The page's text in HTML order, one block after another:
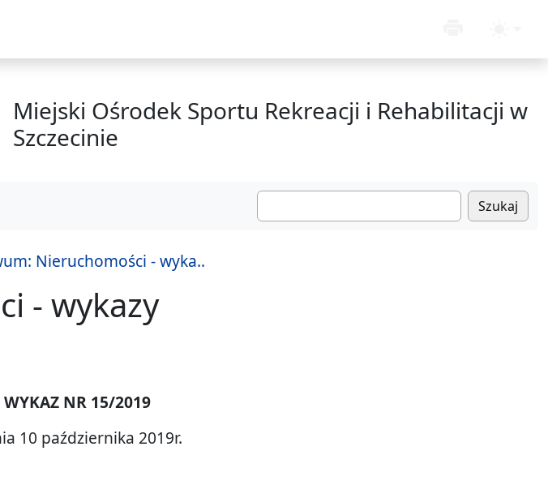
Miejski Ośrodek Sportu Rekreacji i Rehabilitacji w
Szczecinie
Szukaj
Nieruchomości - wyka..
- wykazy
WYKAZ NR 15/2019
10 października 2019r.